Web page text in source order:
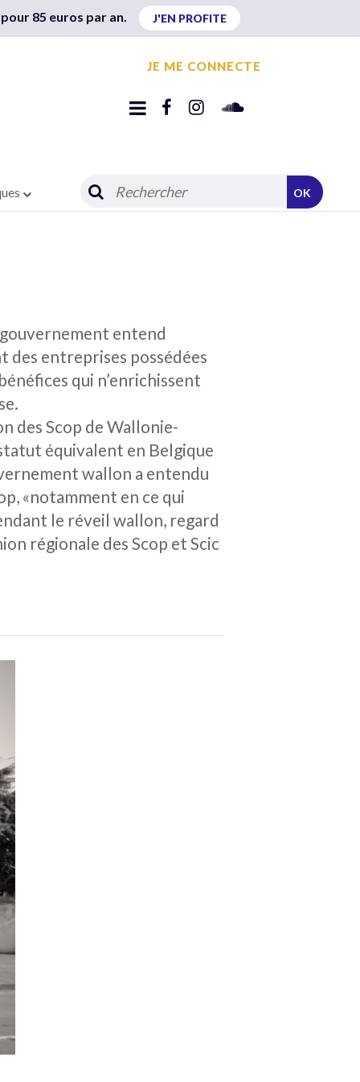
85 euros par an. J'EN PROFITE
JE ME CONNECTE
OK
entend
des entreprises possédées
qui n’enrichissent
des Scop de Wallonie-
équivalent en Belgique
wallon a entendu
«notamment en ce qui
le réveil wallon, regard
régionale des Scop et Scic